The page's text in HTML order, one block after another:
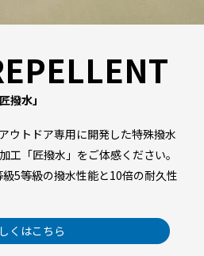
撥水」
ウトドア専用に開発した特殊撥水
工「匠撥水」をご体感ください。
5等級の撥水性能と10倍の耐久性
くはこちら